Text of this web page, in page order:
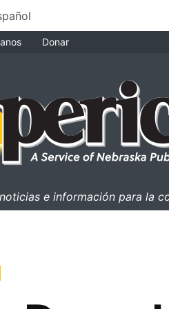
Donar
e información para la